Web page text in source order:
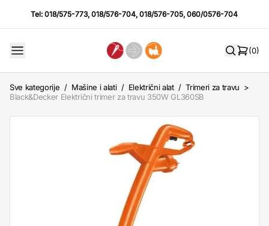
Tel:018/575-773,018/576-704,018/576-705,060/0576-704
(0)
Sve kategorije / Mašine i alati / Električni alat / Trimeri za travu >
Black&Decker Električni trimer za travu 350W GL360SB